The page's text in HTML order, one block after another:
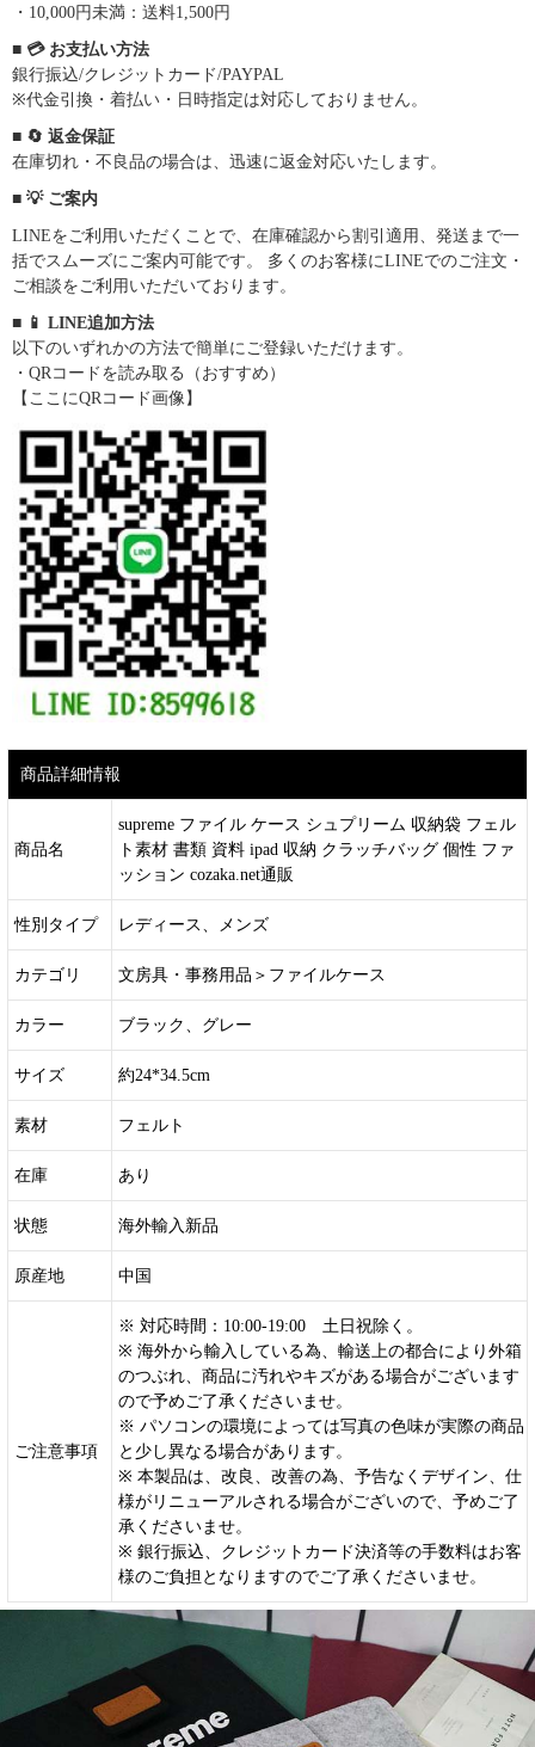
・10,000円未満：送料1,500円
■ 💳 お支払い方法
銀行振込/クレジットカード/PAYPAL
※代金引換・着払い・日時指定は対応しておりません。
■ 🔄 返金保証
在庫切れ・不良品の場合は、迅速に返金対応いたします。
■ 💡 ご案内
LINEをご利用いただくことで、在庫確認から割引適用、発送まで一
括でスムーズにご案内可能です。 多くのお客様にLINEでのご注文・
ご相談をご利用いただいております。
■ 📱 LINE追加方法
以下のいずれかの方法で簡単にご登録いただけます。
・QRコードを読み取る（おすすめ）
【ここにQRコード画像】
商品詳細情報
商品名
supreme ファイル ケース シュプリーム 収納袋 フェル
ト素材 書類 資料 ipad 収納 クラッチバッグ 個性 ファ
ッション cozaka.net通販
性別タイプ レディース、メンズ
カテゴリ 文房具・事務用品＞ファイルケース
カラー ブラック、グレー
サイズ 約24*34.5cm
素材 フェルト
在庫 あり
状態 海外輸入新品
原産地 中国
ご注意事項
※ 対応時間：10:00-19:00 土日祝除く。
※ 海外から輸入している為、輸送上の都合により外箱
のつぶれ、商品に汚れやキズがある場合がございます
ので予めご了承くださいませ。
※ パソコンの環境によっては写真の色味が実際の商品
と少し異なる場合があります。
※ 本製品は、改良、改善の為、予告なくデザイン、仕
様がリニューアルされる場合がございので、予めご了
承くださいませ。
※ 銀行振込、クレジットカード決済等の手数料はお客
様のご負担となりますのでご了承くださいませ。